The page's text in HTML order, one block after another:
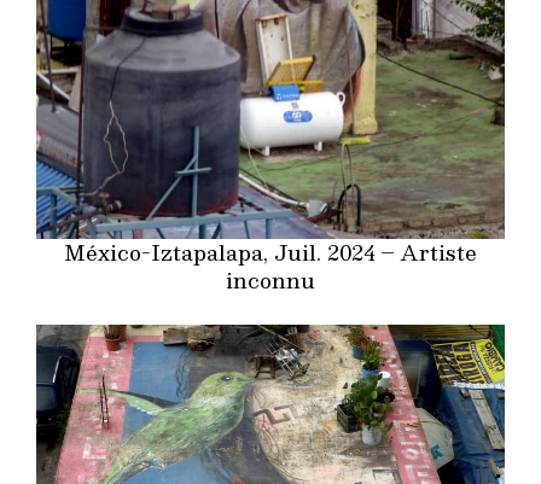
México-Iztapalapa, Juil. 2024 – Artiste
inconnu